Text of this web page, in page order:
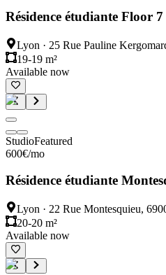
Résidence étudiante Floor
Lyon · 25 Rue Pauline
19-19 m²
Available now
StudioFeatured
600€/mo
Résidence étudiante
Lyon · 22 Rue Montesquieu,
20-20 m²
Available now